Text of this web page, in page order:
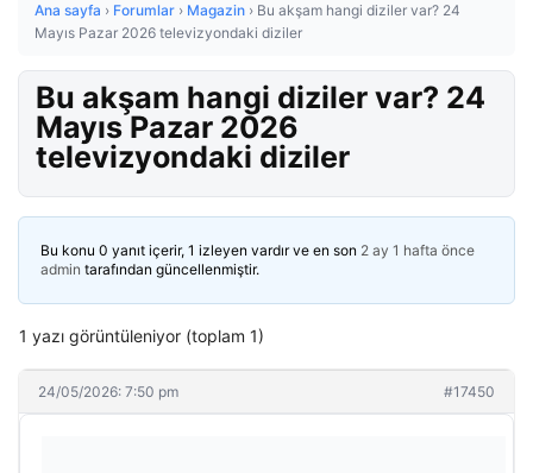
Ana sayfa › Forumlar › Magazin › Bu akşam hangi diziler var? 24
Mayıs Pazar 2026 televizyondaki diziler
Bu akşam hangi diziler var? 24
Mayıs Pazar 2026
televizyondaki diziler
Bu konu 0 yanıt içerir, 1 izleyen vardır ve en son 2 ay 1 hafta önce
admin tarafından güncellenmiştir.
1 yazı görüntüleniyor (toplam 1)
24/05/2026: 7:50 pm #17450